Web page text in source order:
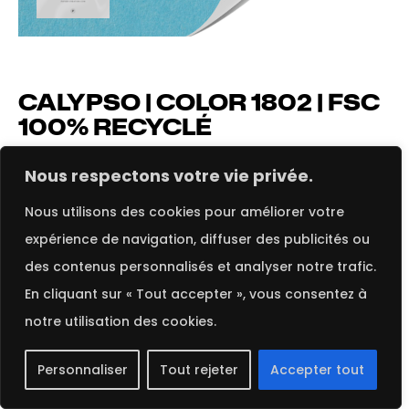
Nous respectons votre vie privée.
Nous utilisons des cookies pour améliorer votre
expérience de navigation, diffuser des publicités ou
des contenus personnalisés et analyser notre trafic.
En cliquant sur « Tout accepter », vous consentez à
notre utilisation des cookies.
Personnaliser Tout rejeter Accepter tout
CALYPSO | COLOR 1802 | FSC
100% RECYCLÉ
Succombez à la qualité supérieure du papier de
Apportez une touche vive et éclatante à vos
projets créatifs, tout en bénéficiant d’une grande
polyvalence et d’une durabilité remarquable pour
des résultats professionnels.